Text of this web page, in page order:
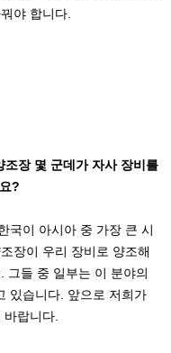
야 합니다.
장 몇 군데가 자사 장비를
?
국이 아시아 중 가장 큰 시
장이 우리 장비로 양조해
그들 중 일부는 이 분야의
있습니다. 앞으로 저희가
랍니다.